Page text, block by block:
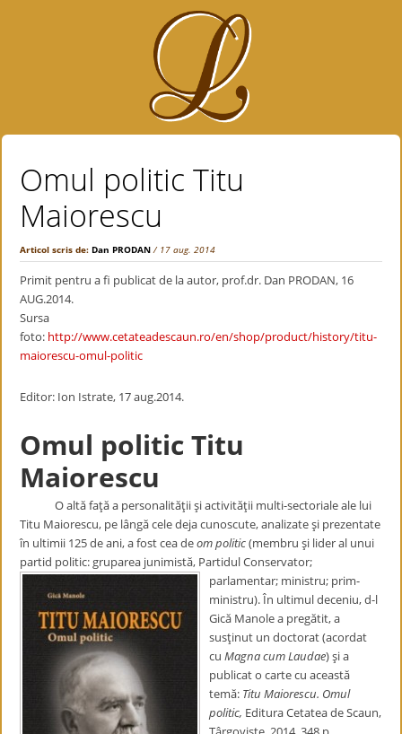
Omul politic Titu
Maiorescu
Articol scris de:Dan PRODAN / 17 aug. 2014
Primit pentru a fi publicat de la autor, prof.dr. Dan PRODAN, 16
AUG.2014.
Sursa
foto: http://www.cetateadescaun.ro/en/shop/product/history/titu-
maiorescu-omul-politic
Editor: Ion Istrate, 17 aug.2014.
Omul politic Titu
Maiorescu
O altă faţă a personalităţii şi activităţii multi-sectoriale ale lui
Titu Maiorescu, pe lângă cele deja cunoscute, analizate şi prezentate
în ultimii 125 de ani, a fost cea deom politic(membru şi lider al unui
partid politic: gruparea junimistă, Partidul Conservator;
parlamentar; ministru; prim-
ministru). În ultimul deceniu, d-l
Gică Manole a pregătit, a
susţinut un doctorat (acordat
cuMagna cum Laudae) şi a
publicat o carte cu această
temă: Titu Maiorescu. Omul
politic, Editura Cetatea de Scaun,